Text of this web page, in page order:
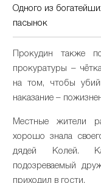
Одного из
пасынок
Прокудин также
прокуратуры –
на том, чтобы
наказание –
Местные жители
хорошо знала
дядей Колей.
подозреваемый
приходил в гости.